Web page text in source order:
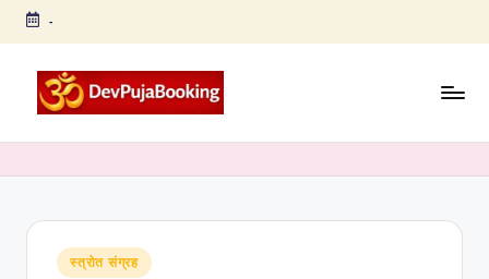
Skip
content
-
Chalisa,
BookPosted
स्त्रोत संग्रह